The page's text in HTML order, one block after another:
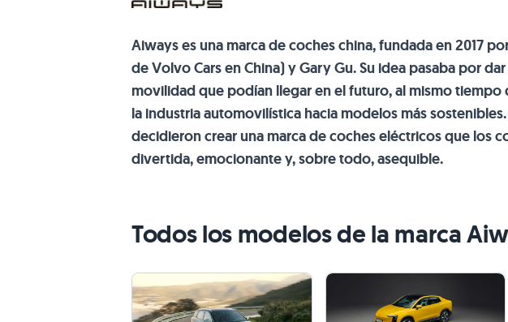
Aiways es una marca de coches china, fundada en 2017
de Volvo Cars en China) y Gary Gu. Su idea pasaba por
movilidad que podían llegar en el futuro, al mismo tiempo
la industria automovilística hacia modelos más
decidieron crear una marca de coches eléctricos que los
divertida, emocionante y, sobre todo, asequible.
Todos los modelos de la marca